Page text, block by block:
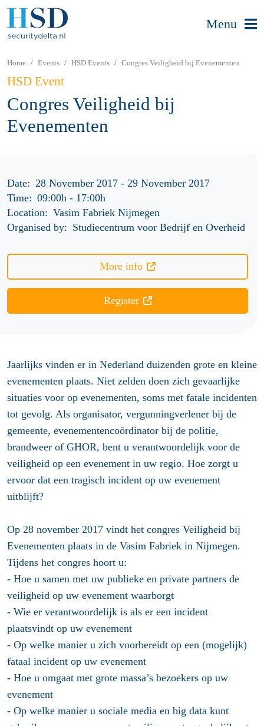
Menu
Home Events HSD Events Congres Veiligheid bij Evenementen
HSD Event
Congres Veiligheid bij
Evenementen
Date: 28 November 2017 - 29 November 2017
Time: 09:00h- 17:00h
Location: Vasim Fabriek Nijmegen
Organised by: Studiecentrum voor Bedrijf en Overheid
More info
Register
Jaarlijks vinden er in Nederland duizenden grote en kleine
evenementen plaats. Niet zelden doen zich gevaarlijke
situaties voor op evenementen, soms met fatale incidenten
tot gevolg. Als organisator, vergunningverlener bij de
gemeente, evenementencoördinator bij de politie,
brandweer of GHOR, bent u verantwoordelijk voor de
veiligheid op een evenement in uw regio. Hoe zorgt u
ervoor dat een tragisch incident op uw evenement
uitblijft?
Op 28 november 2017 vindt het congres Veiligheid bij
Evenementen plaats in de Vasim Fabriek in Nijmegen.
Tijdens het congres hoort u:
- Hoe u samen met uw publieke en private partners de
veiligheid op uw evenement waarborgt
- Wie er verantwoordelijk is als er een incident
plaatsvindt op uw evenement
- Op welke manier u zich voorbereidt op een (mogelijk)
fataal incident op uw evenement
- Hoe u omgaat met grote massa’s bezoekers op uw
evenement
- Op welke manier u sociale media en big data kunt